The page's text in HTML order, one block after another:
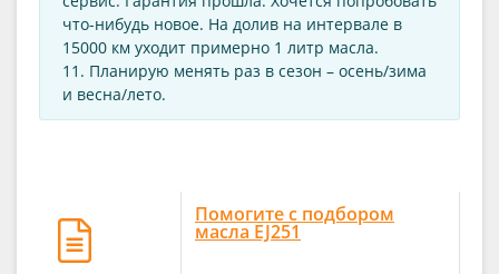
что-нибудь новое. На долив на интервале в
15000 км уходит примерно 1 литр масла.
11. Планирую менять раз в сезон – осень/зима
и весна/лето.
Помогите с подбором
масла EJ251